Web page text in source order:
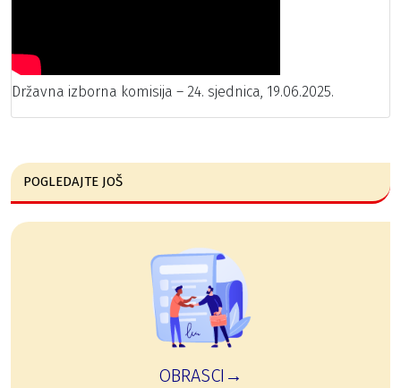
Državna izborna komisija – 24. sjednica, 19.06.2025.
POGLEDAJTE JOŠ
OBRASCI→